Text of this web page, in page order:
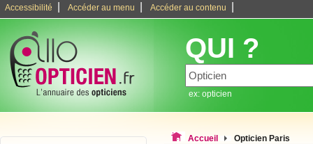
Accessibilité Accéder au menu Accéder au contenu
QUI ?
ex: opticien
Accueil Opticien Paris